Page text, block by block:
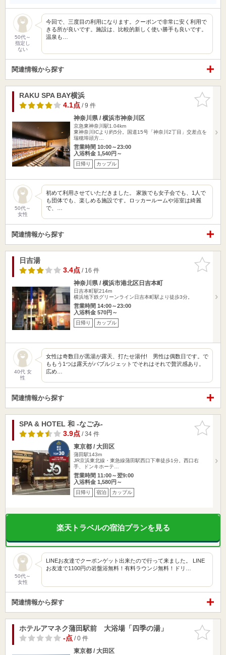
50代～
指定し
ない
今回で、三度目の利用になります。クーポンで非常に安く利用で
きる所が良いです。施設は、比較的新しく使い勝手も良いです。
温泉も…
関連情報から探す
お気に入
りに追加
RAKU SPA BAY横浜
4.1点/ 9 件
神奈川県 / 横浜市神奈川区
京急東神奈川駅1.04km
東神奈川ICより約5分。国道15号「神奈川2丁目」交差点を
瑞穂埠頭方…
営業時間 10:00～23:00
入浴料金 1,540円～
日帰り カップル
50代～
女性
初めて利用させていただきました。 家族でも女子会でも、1人で
も団体でも、楽しめる施設です。ロッカールームや浴室は綺麗
で、…
関連情報から探す
お気に入
りに追加
日吉湯
3.4点/ 16 件
神奈川県 / 横浜市港北区日吉本町
日吉本町駅214m
横浜地下鉄グリーンライン日吉本町駅より徒歩3分。
営業時間 14:00～23:00
入浴料金 570円～
日帰り カップル
40代 女
性
女性は奇数日が黒湯が露天、打たせ湯付! 男性は偶数日です。で
ももう1つは露天がバブルジェットでそれはそれで贅沢感あり。
広め…
関連情報から探す
お気に入
りに追加
SPA & HOTEL 和 -なごみ-
3.9点/ 34 件
東京都 / 大田区
蒲田駅143m
JR京浜東北線・東急線蒲田駅西口下車徒歩1分。西口右
手、ドンキホーテ…
営業時間 11:00～翌9:00
入浴料金 1,580円～
日帰り 宿泊 カップル
楽天トラベルの宿泊プランを見る
50代～
女性
LINEお友達でクーポンゲット出来たので行って来ました。 LINE
お友達で1100円の岩盤浴無料！有料ラウンジ無料！ドリ…
関連情報から探す
お気に入
りに追加
ホテルアマネク蒲田駅前 大浴場「四季の湯」
-点/ 0 件
東京都 / 大田区